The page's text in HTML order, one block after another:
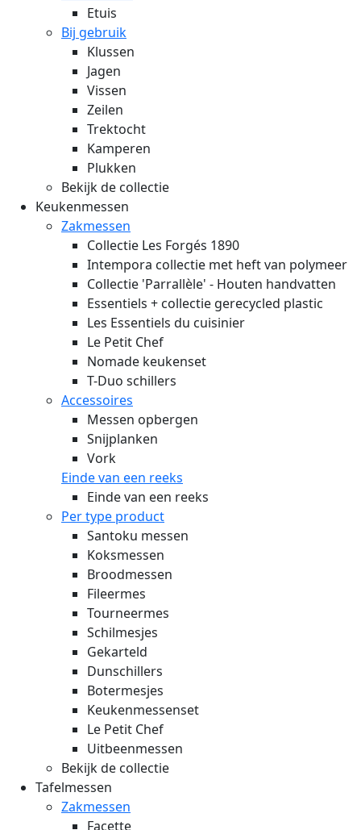
Etuis
Bij gebruik
Klussen
Jagen
Vissen
Zeilen
Trektocht
Kamperen
Plukken
Bekijk de collectie
Keukenmessen
Zakmessen
Collectie Les Forgés 1890
Intempora collectie met heft van polymeer
Collectie 'Parrallèle' - Houten handvatten
Essentiels + collectie gerecycled plastic
Les Essentiels du cuisinier
Le Petit Chef
Nomade keukenset
T-Duo schillers
Accessoires
Messen opbergen
Snijplanken
Vork
Einde van een reeks
Einde van een reeks
Per type product
Santoku messen
Koksmessen
Broodmessen
Fileermes
Tourneermes
Schilmesjes
Gekarteld
Dunschillers
Botermesjes
Keukenmessenset
Le Petit Chef
Uitbeenmessen
Bekijk de collectie
Tafelmessen
Zakmessen
Facette